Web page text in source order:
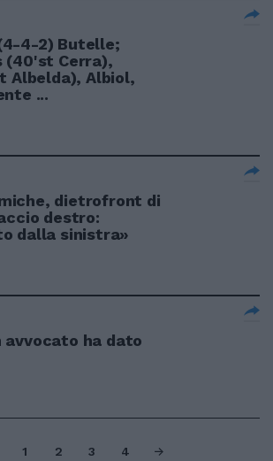
(4-4-2) Butelle;
(40'st Cerra),
Albelda), Albiol,
...
dietrofront di
destro:
dalla sinistra»
avvocato ha dato
1 2 3 4